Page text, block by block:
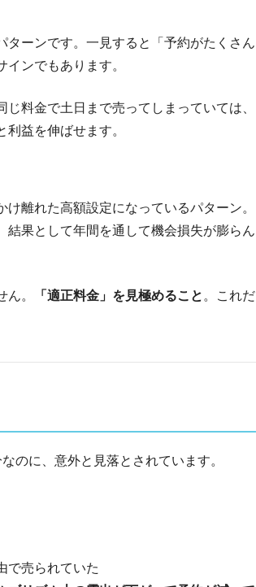
ーンです。一見すると「予約がたくさん
ンでもあります。
じ料金で土日まで売ってしまっていては、
益を伸ばせます。
離れた高額設定になっているパターン。
果として年間を通して機会損失が膨らん
。 「適正料金」を見極めること。これだ
のに、意外と見落とされています。
で売られていた